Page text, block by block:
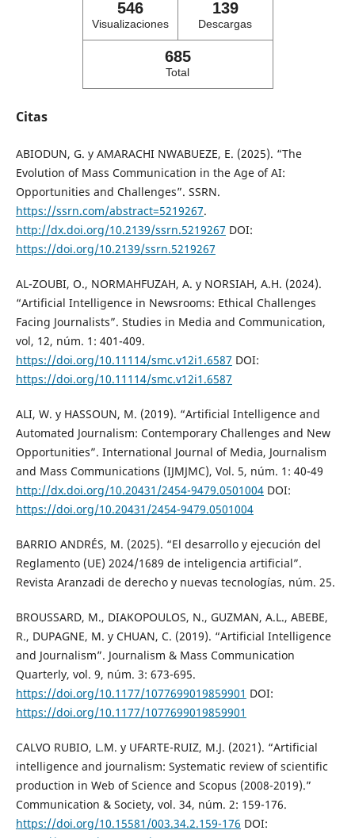
546
Visualizaciones
139
Descargas
685
Total
Citas
ABIODUN, G. y AMARACHI NWABUEZE, E. (2025). “The
Evolution of Mass Communication in the Age of AI:
Opportunities and Challenges”. SSRN.
https://ssrn.com/abstract=5219267.
http://dx.doi.org/10.2139/ssrn.5219267 DOI:
https://doi.org/10.2139/ssrn.5219267
AL-ZOUBI, O., NORMAHFUZAH, A. y NORSIAH, A.H. (2024).
“Artificial Intelligence in Newsrooms: Ethical Challenges
Facing Journalists”. Studies in Media and Communication,
vol, 12, núm. 1: 401-409.
https://doi.org/10.11114/smc.v12i1.6587 DOI:
https://doi.org/10.11114/smc.v12i1.6587
ALI, W. y HASSOUN, M. (2019). “Artificial Intelligence and
Automated Journalism: Contemporary Challenges and New
Opportunities”. International Journal of Media, Journalism
and Mass Communications (IJMJMC), Vol. 5, núm. 1: 40-49
http://dx.doi.org/10.20431/2454-9479.0501004DOI:
https://doi.org/10.20431/2454-9479.0501004
BARRIO ANDRÉS, M. (2025). “El desarrollo y ejecución del
Reglamento (UE) 2024/1689 de inteligencia artificial”.
Revista Aranzadi de derecho y nuevas tecnologías, núm. 25.
BROUSSARD, M., DIAKOPOULOS, N., GUZMAN, A.L., ABEBE,
R., DUPAGNE, M. y CHUAN, C. (2019). “Artificial Intelligence
and Journalism”. Journalism & Mass Communication
Quarterly, vol. 9, núm. 3: 673-695.
https://doi.org/10.1177/1077699019859901 DOI:
https://doi.org/10.1177/1077699019859901
CALVO RUBIO, L.M. y UFARTE-RUIZ, M.J. (2021). “Artificial
intelligence and journalism: Systematic review of scientific
production in Web of Science and Scopus (2008-2019).”
Communication & Society, vol. 34, núm. 2: 159-176.
https://doi.org/10.15581/003.34.2.159-176 DOI: